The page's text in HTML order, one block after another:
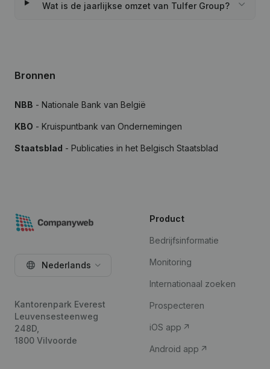
Wat is de jaarlijkse omzet van Tulfer Group?
Bronnen
NBB - Nationale Bank van België
KBO - Kruispuntbank van Ondernemingen
Staatsblad - Publicaties in het Belgisch Staatsblad
Nederlands
Kantorenpark Everest
Leuvensesteenweg
248D,
1800 Vilvoorde
Product
Bedrijfsinformatie
Monitoring
Internationaal zoeken
Prospecteren
iOS app
Android app